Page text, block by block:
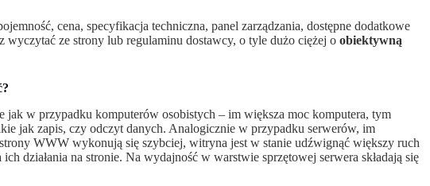
cena, specyfikacja techniczna, panel zarządzania, dostępne dodatkowe
wyczytać ze strony lub regulaminu dostawcy, o tyle dużo ciężej o obiektywną
jak w przypadku komputerów osobistych – im większa moc komputera, tym
jak zapis, czy odczyt danych. Analogicznie w przypadku serwerów, im
WWW wykonują się szybciej, witryna jest w stanie udźwignąć większy ruch
działania na stronie. Na wydajność w warstwie sprzętowej serwera składają się